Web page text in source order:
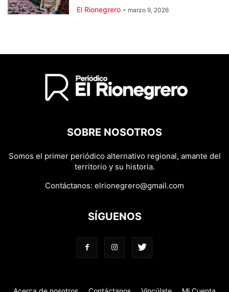
El Rionegrero - marzo 9, 2026
SOBRE NOSOTROS
Somos el primer periódico alternativo regional, amante del
territorio y su historia.
Contáctanos: elrionegrero@gmail.com
SÍGUENOS